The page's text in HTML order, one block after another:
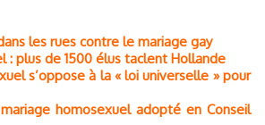
les rues contre le mariage gay
: plus de 1500 élus taclent Hollande
s’oppose à la « loi universelle » pour
homosexuel adopté en Conseil